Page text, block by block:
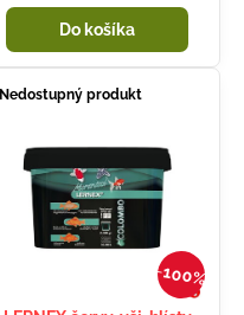
Do košíka
100%
Nedostupný produkt